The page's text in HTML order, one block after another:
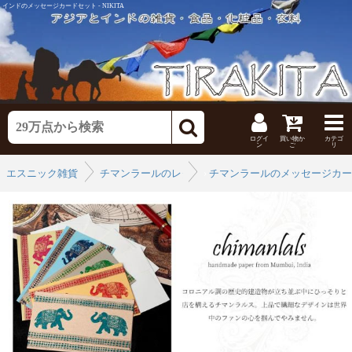
インドのメッセージカードセット - NIKITA
ログイ
ン
買い物か
ご
カテゴ
リ
エスニック雑貨
チマンラールのレターセットチマンラールのメッセージカ